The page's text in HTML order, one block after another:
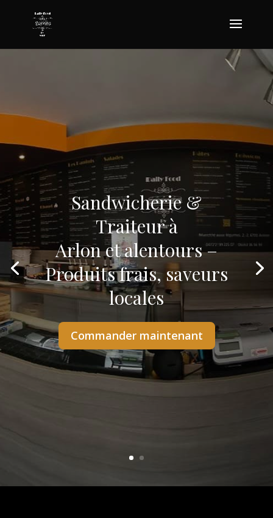
Sandwicherie &
Traiteur à
Arlon et alentours –
Produits frais, saveurs
locales
Commander maintenant